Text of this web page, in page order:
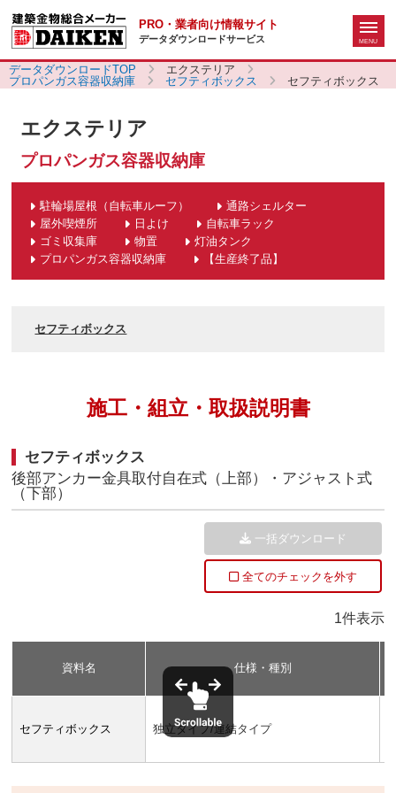
PRO・業者向け情報サイト
データダウンロードサービス
データダウンロードTOP
エクステリア
プロパンガス容器収納庫
セフティボックス セフティボックス
エクステリア
プロパンガス容器収納庫
駐輪場屋根（自転車ルーフ）
通路シェルター
屋外喫煙所
日よけ
自転車ラック
ゴミ収集庫
物置
灯油タンク
プロパンガス容器収納庫
【生産終了品】
セフティボックス
施工・組立・取扱説明書
セフティボックス
後部アンカー金具取付自在式（上部）・アジャスト式
（下部）
1件表示
一括ダウンロード
全てのチェックを外す
資料名 仕様・種別
セフティボックス 独立タイプ/連結タイプ